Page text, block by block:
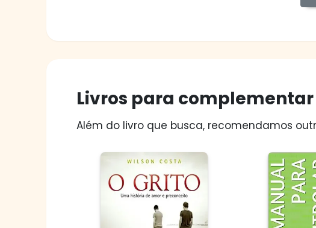
Livros para
Além do livro que busca, recomendamos